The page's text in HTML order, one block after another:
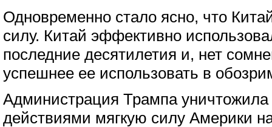
Одновременно стало ясно, что
силу. Китай эффективно
последние десятилетия и, нет
успешнее ее использовать в
Администрация Трампа
действиями мягкую силу Америки